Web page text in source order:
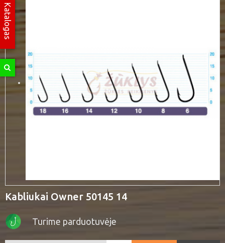
Katalogas
Kabliukai Owner 50145 14
Turime parduotuvėje